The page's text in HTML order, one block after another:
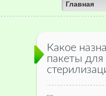
Какое
пакеты для